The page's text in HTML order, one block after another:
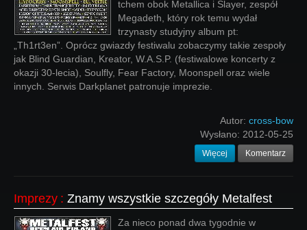
tchem obok Metallica i Slayer, zespół
Megadeth, który rok temu wydał
trzynasty studyjny album pt:
„Th1rt3en”. Oprócz gwiazdy festiwalu zobaczymy takie zespoły
jak Blind Guardian, Kreator, W.A.S.P. (festiwalowe koncerty z
okazji 30-lecia), Soulfly, Fear Factory, Moonspell oraz wiele
innych. Serwis Darkplanet patronuje imprezie.
Autor: cross-bow
Wysłano: 2012-05-25
Więcej Komentarz
Imprezy : Znamy wszystkie szczegóły Metalfest
Za nieco ponad dwa tygodnie w